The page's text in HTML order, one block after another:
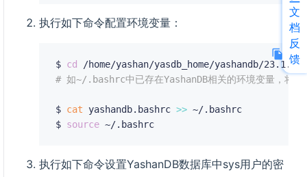
执行如下命令配置环境变量：
$ cd
# 如~/.bashrc中已存在YashanDB相关的环境变量，将其
$ cat yashandb.bashrc >> ~/.bashrc
$ source
执行如下命令设置YashanDB数据库中sys用户的密
文
档
反
馈